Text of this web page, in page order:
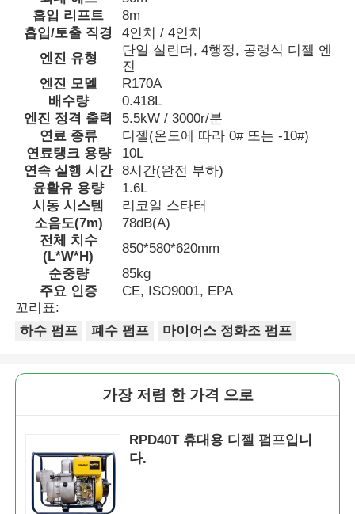
뉴스
모든 케이스
견적 요청
디젤 발전기 세트
가솔린 발전기 세트
인버터 발전기 세트
휴대용 발전기 세트
오픈 프레임 생성기
발전기 세트에 방음 장치를 하세요
흡입 리프트
8m
흡입/토출 직경
4인치 / 4인치
엔진 유형
단일 실린더, 4행정, 공랭식 디젤 엔
진
엔진 모델
R170A
배수량
0.418L
엔진 정격 출력
5.5kW / 3000r/분
연료 종류
디젤(온도에 따라 0# 또는 -10#)
연료탱크 용량
10L
연속 실행 시간
8시간(완전 부하)
윤활유 용량
1.6L
시동 시스템
리코일 스타터
소음도(7m)
78dB(A)
전체 치수
(L*W*H)
850*580*620mm
순중량
85kg
주요 인증
CE, ISO9001, EPA
꼬리표:
하수 펌프
폐수 펌프 마이어스 정화조 펌프
가장 저렴 한 가격 으로
RPD40T 휴대용 디젤 펌프입니
다.